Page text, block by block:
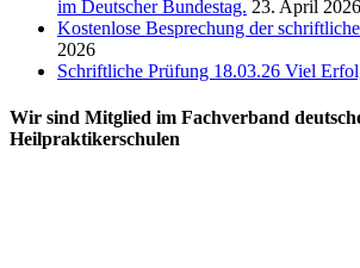
im Deutscher Bundestag. 23. April 2026
Kostenlose Besprechung der
2026
Schriftliche Prüfung 18.03.26 Viel
Wir sind Mitglied im Fachverband
Heilpraktikerschulen